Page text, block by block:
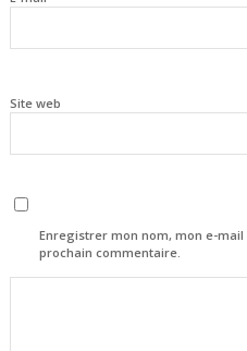
Site web
Enregistrer mon nom, mon e-
prochain commentaire.